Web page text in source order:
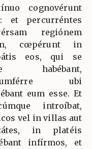
cognovérunt
et percurréntes
regiónem
cœpérunt in
eos, qui se
habébant,
ubi
eum esse. Et
introíbat,
vel in villas aut
in platéis
infírmos, et